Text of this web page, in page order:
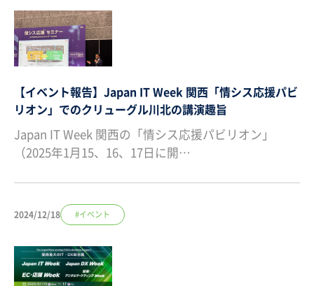
【イベント報告】Japan IT Week 関西「情シス応援パビ
リオン」でのクリューグル川北の講演趣旨
Japan IT Week 関西の「情シス応援パビリオン」
（2025年1月15、16、17日に開…
2024/12/18 #イベント